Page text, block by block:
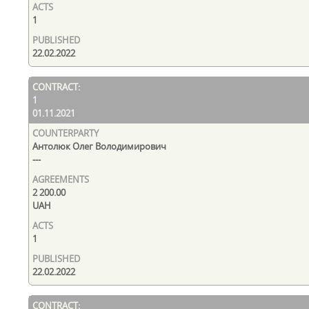
1
22.02.2022
1
01.11.2021
Антолюк Олег Володимирович
---
2 200.00
UAH
1
22.02.2022